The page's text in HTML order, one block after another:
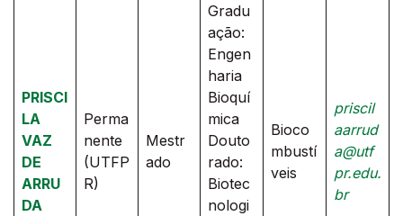
PRISCI
LA
VAZ
DE
ARRU
DA
Perma
nente
(UTFP
R)
Mestr
ado
Gradu
ação:
Engen
haria
Bioquí
mica
Douto
rado:
Biotec
nologi
Bioco
mbustí
veis
priscil
aarrud
a@utf
pr.edu.
br